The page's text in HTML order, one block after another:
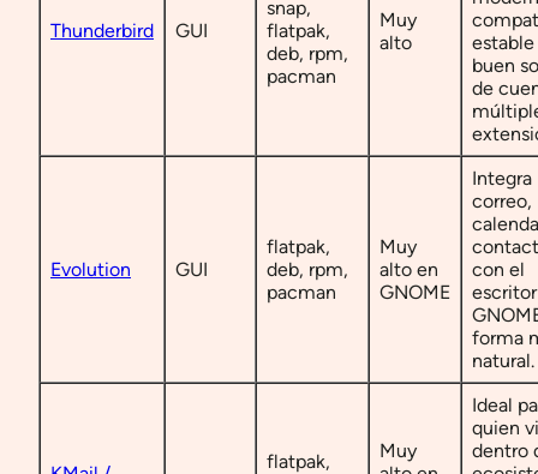
Thunderbird GUI
snap,
flatpak,
deb, rpm,
pacman
Muy
alto
buen
de
Evolution GUI
flatpak,
deb, rpm,
pacman
Muy
alto en
GNOME
Integra
correo,
con el
forma
natural.
flatpak,
Muy
Ideal
quien
dentro